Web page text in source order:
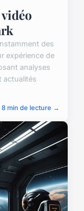
des
expérience de
analyses
actualités
8 min de lecture →